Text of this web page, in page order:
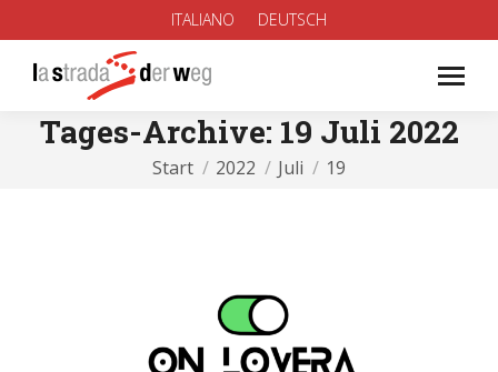
ITALIANO DEUTSCH
Tages-Archive: 19 Juli 2022
Sie befinden sich hier:
Start 2022 Juli 19